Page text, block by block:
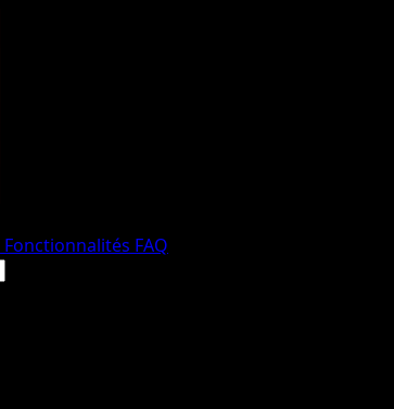
Fonctionnalités FAQ